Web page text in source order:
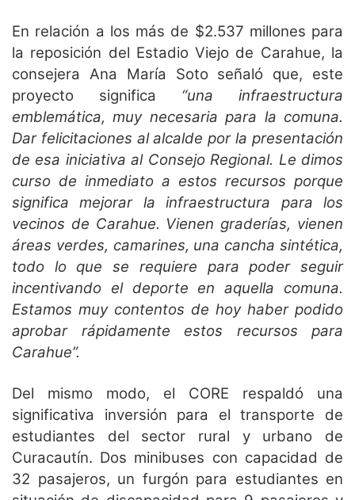
En relación a los más de $2.537 millones para
la reposición del Estadio Viejo de Carahue, la
consejera Ana María Soto señaló que, este
proyecto significa “una infraestructura
emblemática, muy necesaria para la comuna.
Dar felicitaciones al alcalde por la presentación
de esa iniciativa al Consejo Regional. Le dimos
curso de inmediato a estos recursos porque
significa mejorar la infraestructura para los
vecinos de Carahue. Vienen graderías, vienen
áreas verdes, camarines, una cancha sintética,
todo lo que se requiere para poder seguir
incentivando el deporte en aquella comuna.
Estamos muy contentos de hoy haber podido
aprobar rápidamente estos recursos para
Carahue”.
Del mismo modo, el CORE respaldó una
significativa inversión para el transporte de
estudiantes del sector rural y urbano de
Curacautín. Dos minibuses con capacidad de
32 pasajeros, un furgón para estudiantes en